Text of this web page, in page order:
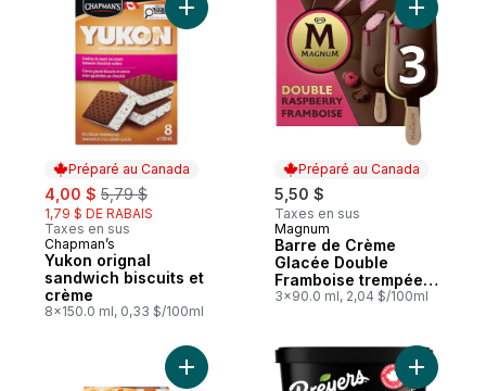
Préparé au Canada
sale:
4,00 $ , formerly:
5,79 $
1,79 $ DE RABAIS
Taxes en sus
Préparé au Canada
Chapman’s
Yukon orignal
sandwich biscuits et
crème
8x150.0 ml, 0,33 $/100ml
Ajouter Yukon orignal sandwich biscuits
Préparé au Canada
5,50 $
Taxes en sus
Préparé au Canada
Magnum
Barre de Crème
Glacée Double
Framboise trempée
dans un enrobage
3x90.0 ml, 2,04 $/100ml
Ajouter
Ajouter Barre crème glacée Croust.